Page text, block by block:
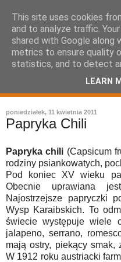
leksykon sztuki kulinarnej
poniedziałek, 11 kwietnia 2011
Papryka Chili
Papryka chili (Capsicum
rodziny psiankowatych,
Pod koniec XV wieku
Obecnie uprawiana
Najostrzejsze papryczki
Wysp Karaibskich. To
świecie występuje wiele
jalapeno, serrano,
mają ostry, piekący smak,
W 1912 roku austriacki
This site uses cookies
and to analyze traffic.
shared with Google along
metrics to ensure quality
statistics, and to detect
LEARN